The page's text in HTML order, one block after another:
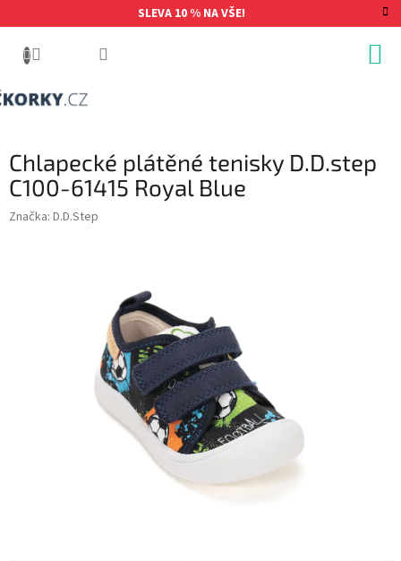
na
SLEVA 10 % NA VŠE!
Chlapecké plátěné tenisky D.D.step
C100-61415 Royal Blue
Značka: D.D.Step